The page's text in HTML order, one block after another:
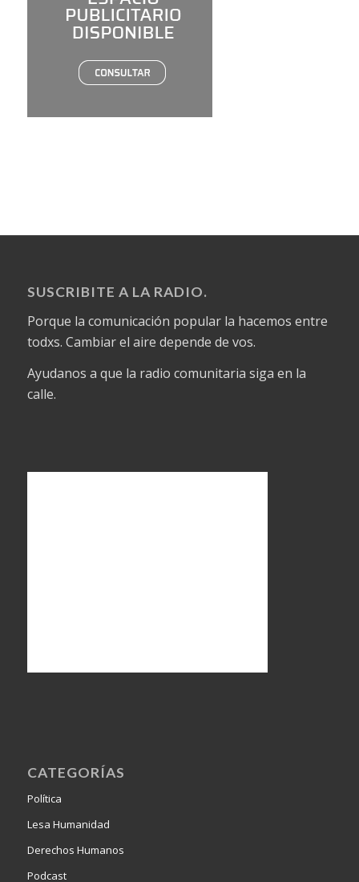
SUSCRIBITE A LA RADIO.
Porque la comunicación popular la hacemos entre
todxs. Cambiar el aire depende de vos.
Ayudanos a que la radio comunitaria siga en la
calle.
CATEGORÍAS
Política
Lesa Humanidad
Derechos Humanos
Podcast